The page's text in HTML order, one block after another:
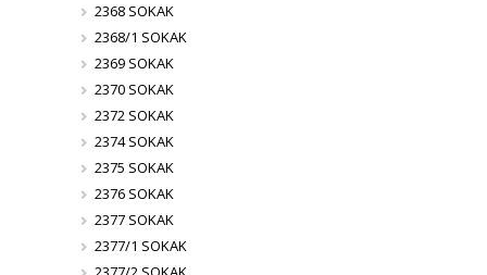
2368 SOKAK
2368/1 SOKAK
2369 SOKAK
2370 SOKAK
2372 SOKAK
2374 SOKAK
2375 SOKAK
2376 SOKAK
2377 SOKAK
2377/1 SOKAK